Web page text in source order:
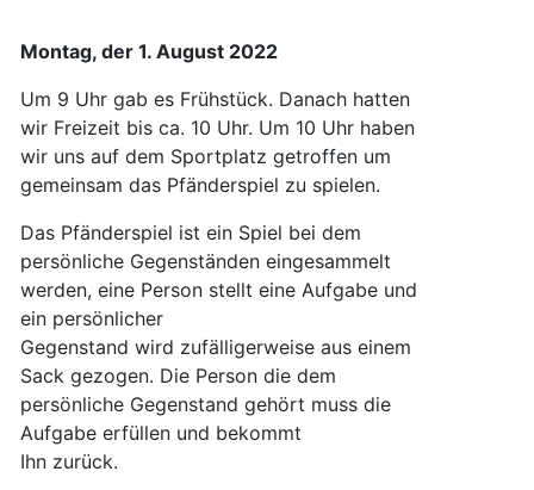
Montag, der 1. August 2022
Um 9 Uhr gab es Frühstück. Danach hatten
wir Freizeit bis ca. 10 Uhr. Um 10 Uhr haben
wir uns auf dem Sportplatz getroffen um
gemeinsam das Pfänderspiel zu spielen.
Das Pfänderspiel ist ein Spiel bei dem
persönliche Gegenständen eingesammelt
werden, eine Person stellt eine Aufgabe und
ein persönlicher
Gegenstand wird zufälligerweise aus einem
Sack gezogen. Die Person die dem
persönliche Gegenstand gehört muss die
Aufgabe erfüllen und bekommt
Ihn zurück.